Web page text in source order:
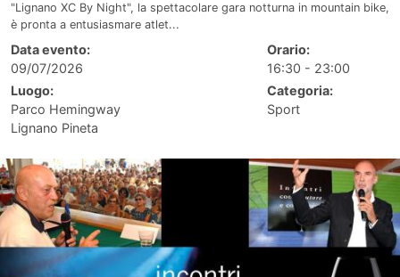
"Lignano XC By Night", la spettacolare gara notturna in mountain bike,
è pronta a entusiasmare atlet...
Data evento:
09/07/2026
Orario:
16:30 - 23:00
Luogo:
Parco Hemingway
Lignano Pineta
Categoria:
Sport